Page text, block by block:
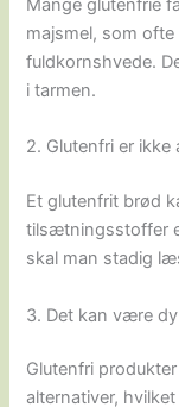
Mange glutenfrie
majsmel, som
fuldkornshvede.
i tarmen.
2. Glutenfri er
Et glutenfrit brød
tilsætningsstoffer
skal man stadig
3. Det kan være
Glutenfri
alternativer,